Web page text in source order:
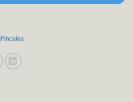
Pinceles